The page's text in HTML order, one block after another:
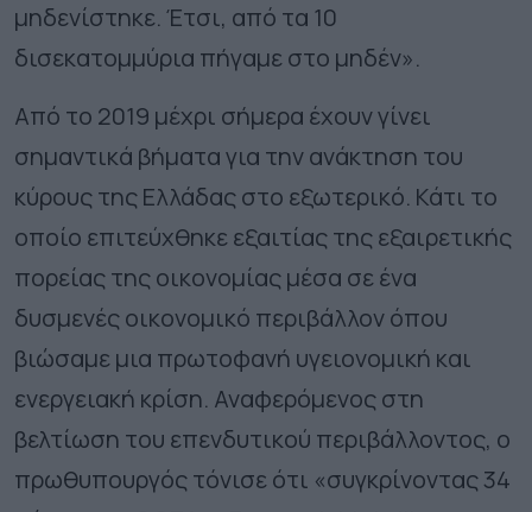
μηδενίστηκε. Έτσι, από τα 10
δισεκατομμύρια πήγαμε στο μηδέν».
Από το 2019 μέχρι σήμερα έχουν γίνει
σημαντικά βήματα για την ανάκτηση του
κύρους της Ελλάδας στο εξωτερικό. Κάτι το
οποίο επιτεύχθηκε εξαιτίας της εξαιρετικής
πορείας της οικονομίας μέσα σε ένα
δυσμενές οικονομικό περιβάλλον όπου
βιώσαμε μια πρωτοφανή υγειονομική και
ενεργειακή κρίση. Αναφερόμενος στη
βελτίωση του επενδυτικού περιβάλλοντος, ο
πρωθυπουργός τόνισε ότι «συγκρίνοντας 34